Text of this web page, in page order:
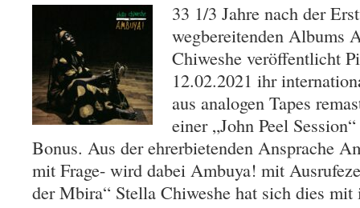
33 1/3 Jahre nach der
wegbereitenden Albums
Chiweshe veröffentlicht
12.02.2021 ihr
aus analogen Tapes
einer „John Peel
Bonus. Aus der ehrerbietenden Ansprache
mit Frage- wird dabei Ambuya! mit
der Mbira“ Stella Chiweshe hat sich dies